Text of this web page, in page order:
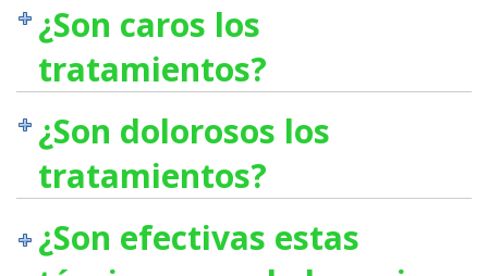
¿Son caros los
tratamientos?
¿Son dolorosos los
tratamientos?
¿Son efectivas estas